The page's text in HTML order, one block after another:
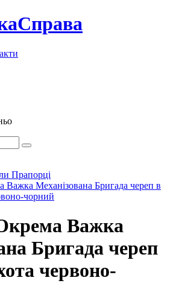
Прапорці
Механізована Бригада череп в
чорний
Важка
Бригада череп
червоно-